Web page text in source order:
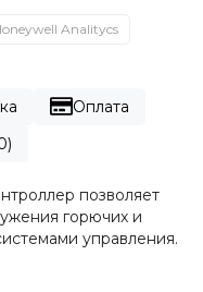
Analitycs
Оплата
позволяет
горючих и
управления.